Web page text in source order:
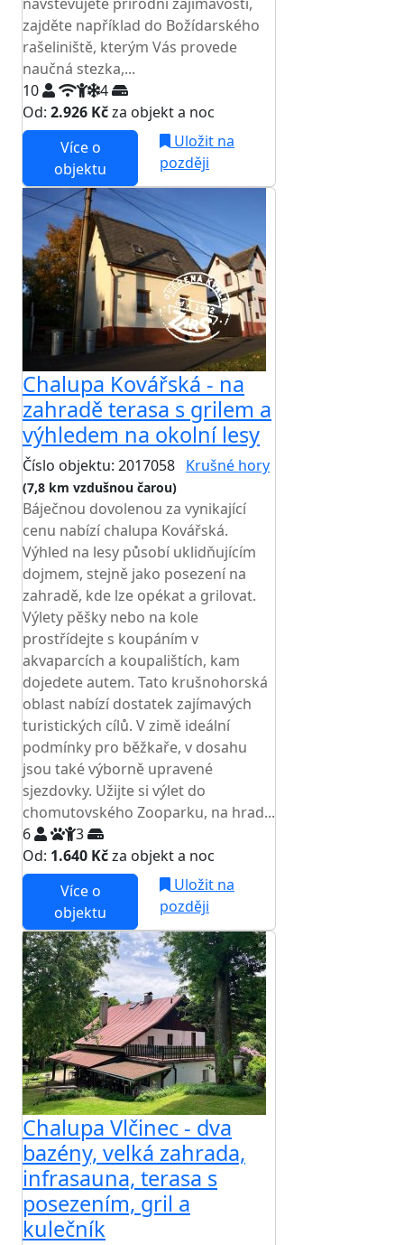
zajděte například do Božídarského
rašeliniště, kterým Vás provede
naučná stezka,...
10
4
Od: 2.926 Kčza objekt a noc
Více o
objektu
Uložit na
později
Chalupa Kovářská - na
zahradě terasa s grilem a
výhledem na okolní lesy
Číslo objektu: 2017058 Krušné hory
(7,8 km vzdušnou čarou)
Báječnou dovolenou za vynikající
cenu nabízí chalupa Kovářská.
Výhled na lesy působí uklidňujícím
dojmem, stejně jako posezení na
zahradě, kde lze opékat a grilovat.
Výlety pěšky nebo na kole
prostřídejte s koupáním v
akvaparcích a koupalištích, kam
dojedete autem. Tato krušnohorská
oblast nabízí dostatek zajímavých
turistických cílů. V zimě ideální
podmínky pro běžkaře, v dosahu
jsou také výborně upravené
sjezdovky. Užijte si výlet do
chomutovského Zooparku, na hrad...
6
3
Od: 1.640 Kčza objekt a noc
Více o
objektu
Uložit na
později
Chalupa Vlčinec - dva
bazény, velká zahrada,
infrasauna, terasa s
posezením, gril a
kulečník